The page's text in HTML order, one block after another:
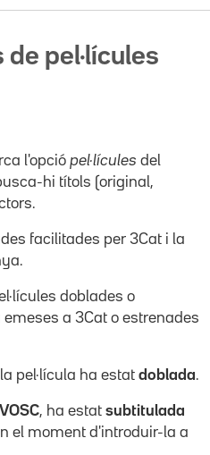
pel·lícules
l'opció pel·lícules del
hi títols (original,
facilitades per 3Cat i la
doblades o
a 3Cat o estrenades
pel·lícula ha estat doblada.
VOSC, ha estat subtitulada
el moment d'introduir-la a